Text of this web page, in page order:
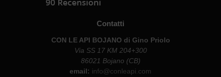
Contatti
CON LE API BOJANO di Gino Priolo
Via SS 17 KM 204+300
86021 Bojano (CB)
email: info@conleapi.com